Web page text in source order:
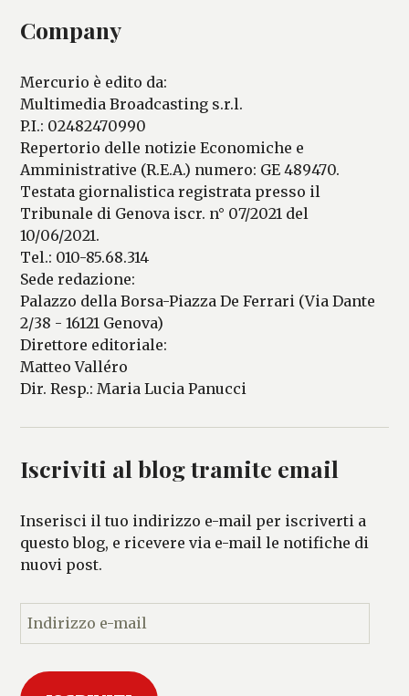
Company
Mercurio è edito da:
Multimedia Broadcasting s.r.l.
P.I.: 02482470990
Repertorio delle notizie Economiche e
Amministrative (R.E.A.) numero: GE 489470.
Testata giornalistica registrata presso il
Tribunale di Genova iscr. n° 07/2021 del
10/06/2021.
Tel.: 010-85.68.314
Sede redazione:
Palazzo della Borsa-Piazza De Ferrari (Via Dante
2/38 - 16121 Genova)
Direttore editoriale:
Matteo Valléro
Dir. Resp.: Maria Lucia Panucci
Iscriviti al blog tramite email
Inserisci il tuo indirizzo e-mail per iscriverti a
questo blog, e ricevere via e-mail le notifiche di
nuovi post.
n